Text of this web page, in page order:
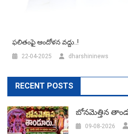
ఫలితంఫై ఆందోళన వద్దు..!
22-04-2025 dharshininews
RECENT POSTS
బోనమెత్తిన
09-08-2026